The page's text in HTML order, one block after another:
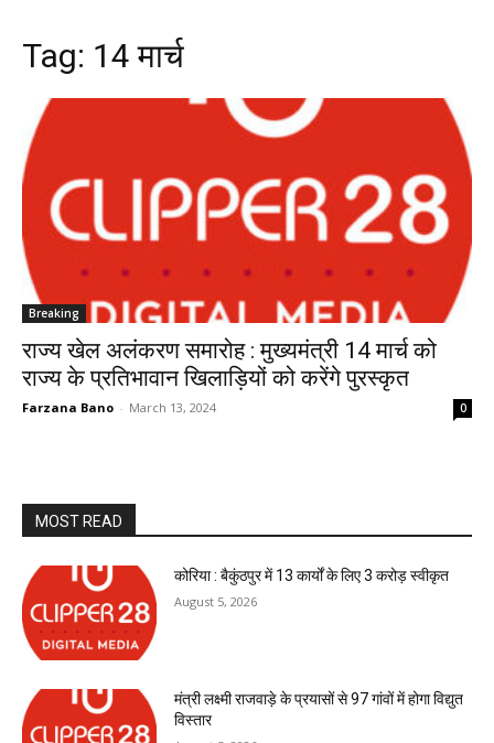
Tag: 14 मार्च
Breaking
राज्य खेल अलंकरण समारोह : मुख्यमंत्री 14 मार्च को
राज्य के प्रतिभावान खिलाड़ियों को करेंगे पुरस्कृत
Farzana Bano - March 13, 2024 0
MOST READ
कोरिया : बैकुंठपुर में 13 कार्यों के लिए 3 करोड़ स्वीकृत
August 5, 2026
मंत्री लक्ष्मी राजवाड़े के प्रयासों से 97 गांवों में होगा विद्युत
विस्तार